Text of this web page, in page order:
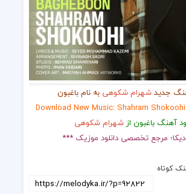
جدیدشهرام شکوهی به نام باغبون
Download New Music: Shahram
آهنگ باغبون ازشهرام شکوهی
مرجع تخصصی دانلود موزیک ***
کوتاه